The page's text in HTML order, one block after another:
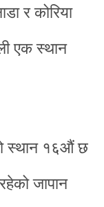
र कोरिया
एक स्थान
स्थान १६औं छ
जापान